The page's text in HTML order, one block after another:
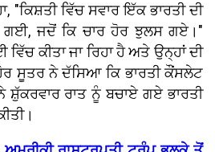
"ਕਿਸ਼ਤੀ ਵਿੱਚ ਸਵਾਰ ਇੱਕ ਭਾਰਤੀ ਦੀ
ਜਦੋਂ ਕਿ ਚਾਰ ਹੋਰ ਝੁਲਸ ਗਏ।"
ਕੀਤਾ ਜਾ ਰਿਹਾ ਹੈ ਅਤੇ ਉਨ੍ਹਾਂ ਦੀ
ਸੂਤਰ ਨੇ ਦੱਸਿਆ ਕਿ ਭਾਰਤੀ ਕੌਂਸਲੇਟ
ਰਾਤ ਨੂੰ ਬਚਾਏ ਗਏ ਭਾਰਤੀ